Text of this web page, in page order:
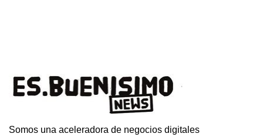
Somos una aceleradora de negocios digitales